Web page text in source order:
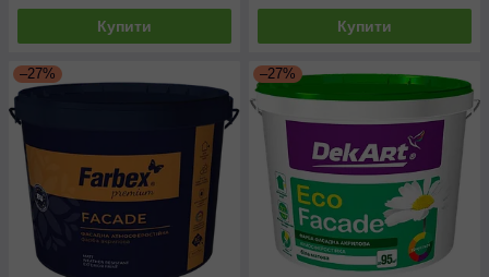
Купити Купити
–27% –27%